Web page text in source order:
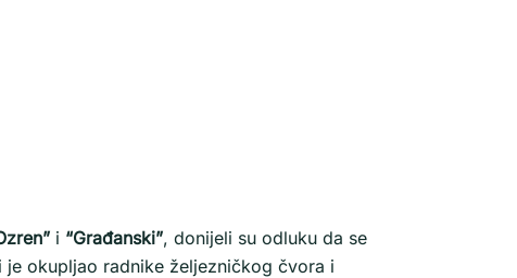
i “Građanski”, donijeli su odluku da se
okupljao radnike željezničkog čvora i